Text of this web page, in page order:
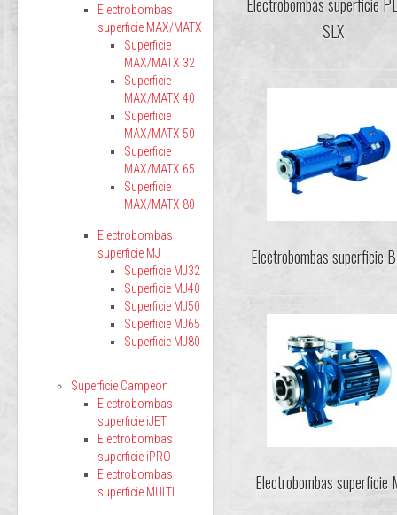
SLX
Electrobombas superficie
Electrobombas superficie
Electrobombas
superficie MAX/MATX
Superficie
MAX/MATX 32
Superficie
MAX/MATX 40
Superficie
MAX/MATX 50
Superficie
MAX/MATX 65
Superficie
MAX/MATX 80
Electrobombas
superficie MJ
Superficie MJ32
Superficie MJ40
Superficie MJ50
Superficie MJ65
Superficie MJ80
Superficie Campeon
Electrobombas
superficie iJET
Electrobombas
superficie iPRO
Electrobombas
superficie MULTI